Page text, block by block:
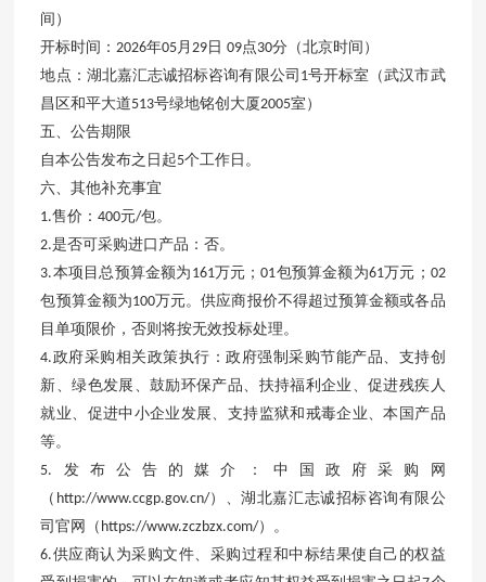
间）
开标时间：2026年05月29 日09点30分（北京时间）
地点：湖北嘉汇志诚招标咨询有限公司 1号开标室（武汉市武
昌区和平大道513号绿地铭创大厦2005室）
五、公告期限
自本公告发布之日起5个工作日。
六、其他补充事宜
1.售价：400元/包。
2.是否可采购进口产品：否。
3.本项目总预算金额为 161万元；01包预算金额为61万元； 02
包预算金额为100万元。供应商报价不得超过预算金额或各品
目单项限价，否则将按无效投标处理。
4.政府采购相关政策执行：政府强制采购节能产品、支持创
新、绿色发展、鼓励环保产品、扶持福利企业、促进残疾人
就业、促进中小企业发展、支持监狱和戒毒企业、本国产品
等。
5. 发布公告的媒介：中国政府采购网
（ http://www.ccgp.gov.cn/）、湖北嘉汇志诚招标咨询有限公
司官网（ https://www.zczbzx.com/）。
6.供应商认为采购文件、采购过程和中标结果使自己的权益